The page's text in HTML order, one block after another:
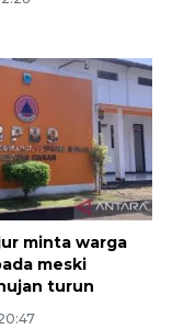
minta warga
meski
turun